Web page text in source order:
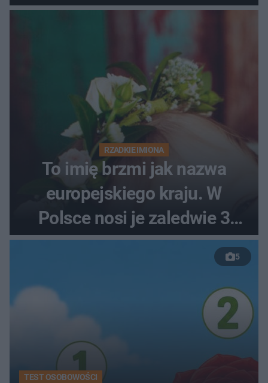
RZADKIE IMIONA
To imię brzmi jak nazwa
europejskiego kraju. W
Polsce nosi je zaledwie 3
kobiety
5
TEST OSOBOWOŚCI